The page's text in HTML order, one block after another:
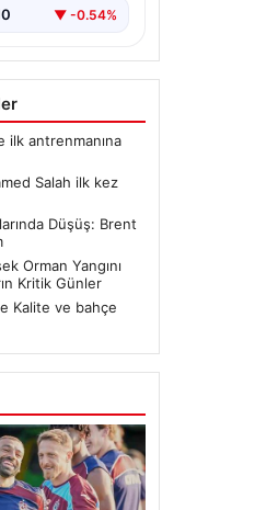
▼ -0.54%
ilk antrenmanına
Salah ilk kez
Düşüş: Brent
Orman Yangını
Kritik Günler
Kalite ve bahçe